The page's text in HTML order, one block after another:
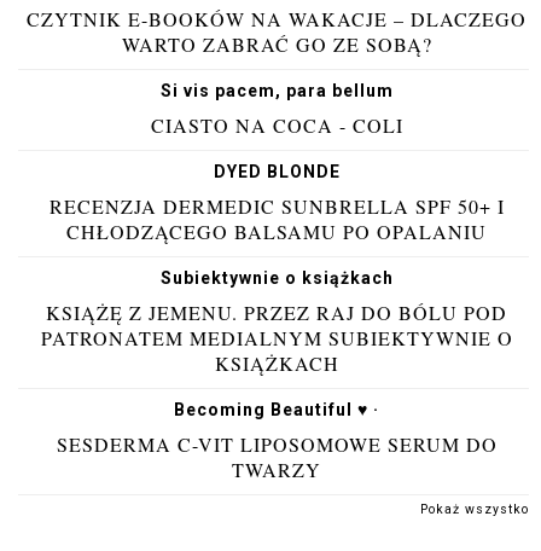
CZYTNIK E-BOOKÓW NA WAKACJE – DLACZEGO
WARTO ZABRAĆ GO ZE SOBĄ?
Si vis pacem, para bellum
CIASTO NA COCA - COLI
DYED BLONDE
RECENZJA DERMEDIC SUNBRELLA SPF 50+ I
CHŁODZĄCEGO BALSAMU PO OPALANIU
Subiektywnie o książkach
KSIĄŻĘ Z JEMENU. PRZEZ RAJ DO BÓLU POD
PATRONATEM MEDIALNYM SUBIEKTYWNIE O
KSIĄŻKACH
Becoming Beautiful ♥ ·
SESDERMA C-VIT LIPOSOMOWE SERUM DO
TWARZY
Pokaż wszystko